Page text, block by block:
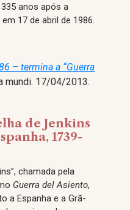
anos após a
17 de abril de 1986.
– termina a “Guerra
mundi. 17/04/2013.
de Jenkins
1739-
chamada pela
Guerra del Asiento,
a Espanha e a Grã-